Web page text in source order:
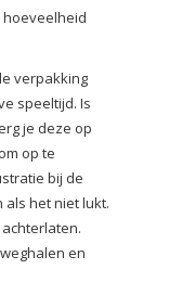
verpakking
speeltijd. Is
je deze op
op te
bij de
het niet lukt.
en